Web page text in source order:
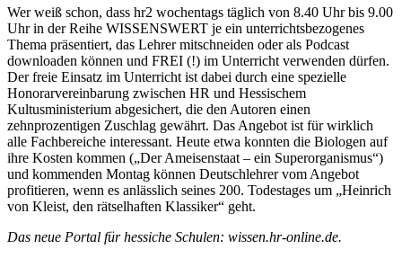
Wer weiß schon, dass hr2 wochentags täglich von 8.40 Uhr bis 9.00
Uhr in der Reihe WISSENSWERT je ein unterrichtsbezogenes
Thema präsentiert, das Lehrer mitschneiden oder als Podcast
downloaden können und FREI (!) im Unterricht verwenden dürfen.
Der freie Einsatz im Unterricht ist dabei durch eine spezielle
Honorarvereinbarung zwischen HR und Hessischem
Kultusministerium abgesichert, die den Autoren einen
zehnprozentigen Zuschlag gewährt. Das Angebot ist für wirklich
alle Fachbereiche interessant. Heute etwa konnten die Biologen auf
ihre Kosten kommen („Der Ameisenstaat – ein Superorganismus“)
und kommenden Montag können Deutschlehrer vom Angebot
profitieren, wenn es anlässlich seines 200. Todestages um „Heinrich
von Kleist, den rätselhaften Klassiker“ geht.
Das neue Portal für hessiche Schulen: wissen.hr-online.de.